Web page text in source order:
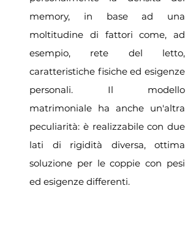
memory, in base ad una
moltitudine di fattori come, ad
esempio, rete del letto,
caratteristiche fisiche ed esigenze
personali. Il modello
matrimoniale ha anche un'altra
peculiarità: è realizzabile con due
lati di rigidità diversa, ottima
soluzione per le coppie con pesi
ed esigenze differenti.